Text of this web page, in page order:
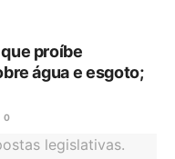
proíbe
água e esgoto;
0